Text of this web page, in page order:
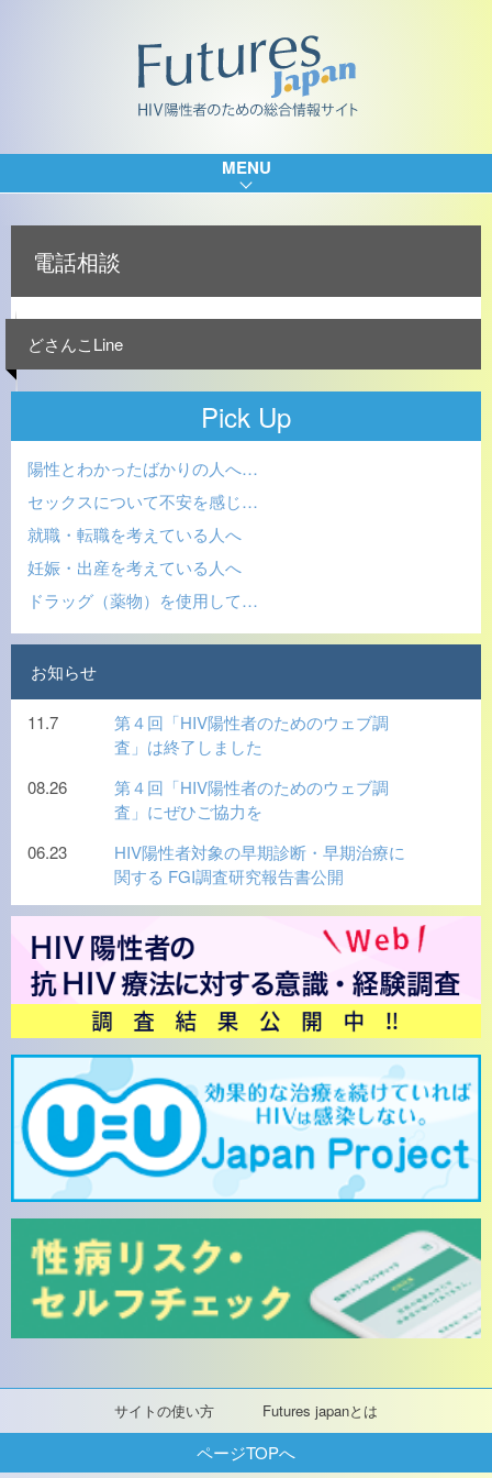
サイトの使い方 Futures japanとは
MENU
電話相談
どさんこLine
Pick Up
陽性とわかったばかりの人へ…
セックスについて不安を感じ…
就職・転職を考えている人へ
妊娠・出産を考えている人へ
ドラッグ（薬物）を使用して…
お知らせ
11.7
第４回「HIV陽性者のためのウェブ調
査」は終了しました
08.26
第４回「HIV陽性者のためのウェブ調
査」にぜひご協力を
06.23
HIV陽性者対象の早期診断・早期治療に
関する FGI調査研究報告書公開
ページTOPへ